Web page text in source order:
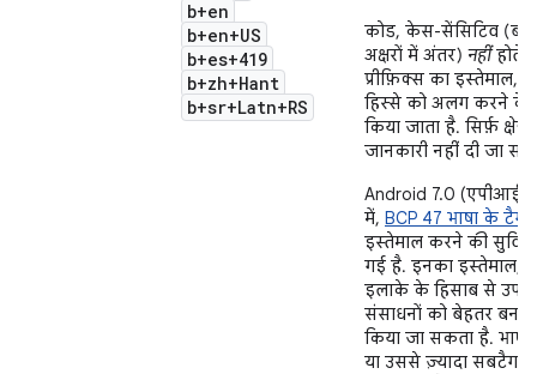
b+en
b+en+US
b+es+419
b+zh+Hant
b+sr+Latn+RS
कोड, केस-सेंसिटिव
अक्षरों में अंतर) नहींहोते
प्रीफ़िक्स का इस्तेमाल,
हिस्से को अलग करने के
किया जाता है. सिर्फ़ क्षेत्र
जानकारी नहीं दी जा
Android 7.0 (एपीआई
में, BCP 47 भाषा के टैग
इस्तेमाल करने की
गई है. इनका इस्तेमाल,
इलाके के हिसाब से
संसाधनों को बेहतर
किया जा सकता है.
या उससे ज़्यादा सबटैग